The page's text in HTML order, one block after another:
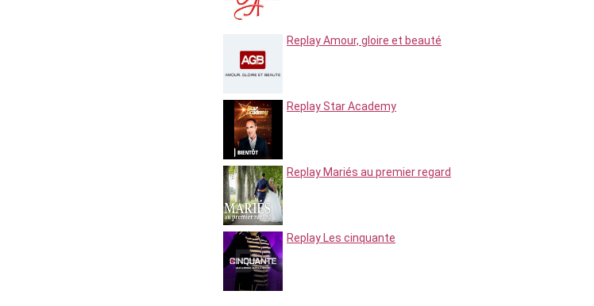
Replay Amour, gloire et beauté
Replay Star Academy
Replay Mariés au premier regard
Replay Les cinquante